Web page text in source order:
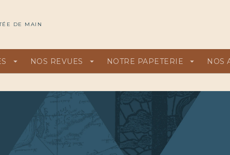
DE MAIN
arrow_drop_down NOS REVUES arrow_drop_down NOTRE PAPETERIE arrow_drop_down NOS